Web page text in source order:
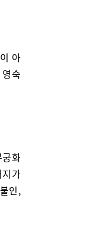
아
숙
화
가
인,